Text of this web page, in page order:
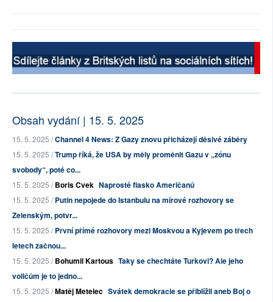
Obsah vydání | 15. 5. 2025
15. 5. 2025 /Channel 4 News: Z Gazy znovu přicházejí děsivé záběry
15. 5. 2025 /Trump říká, že USA by měly proměnit Gazu v „zónu
svobody“, poté co...
15. 5. 2025 /Boris Cvek Naprosté fiasko Američanů
15. 5. 2025 /Putin nepojede do Istanbulu na mírové rozhovory se
Zelenským, potvr...
15. 5. 2025 /První přímé rozhovory mezi Moskvou a Kyjevem po třech
letech začnou...
15. 5. 2025 /Bohumil Kartous Taky se chechtáte Turkovi? Ale jeho
voličům je to jedno...
15. 5. 2025 /Matěj Metelec Svátek demokracie se přiblížil aneb Boj o